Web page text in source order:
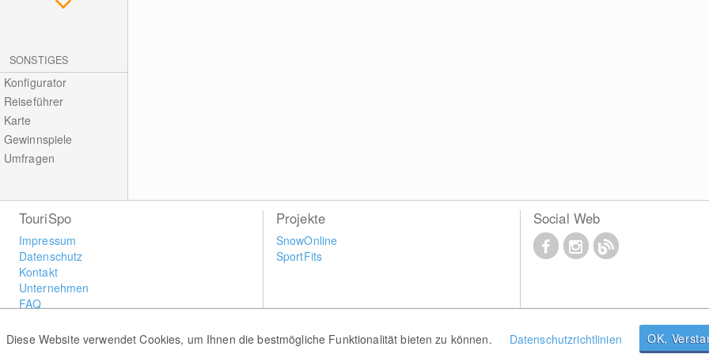
SONSTIGES
Konfigurator
Reiseführer
Karte
Gewinnspiele
Umfragen
Diese Website verwendet Cookies, um Ihnen die bestmögliche Funktionalität bieten zu können. Datenschutzrichtlinien OK,
TouriSpo
Impressum
Datenschutz
Kontakt
Unternehmen
FAQ
Widget
Projekte
SnowOnline
SportFits
Social Web